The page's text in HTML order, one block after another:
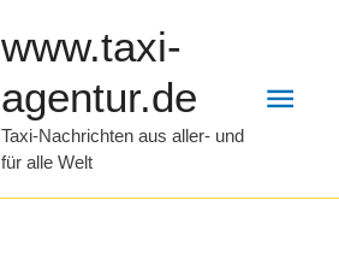
www.taxi-
agentur.de
Taxi-Nachrichten aus aller- und
für alle Welt